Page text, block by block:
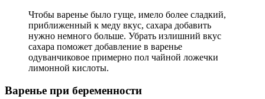
Чтобы варенье было гуще, имело более сладкий,
приближенный к меду вкус, сахара добавить
нужно немного больше. Убрать излишний вкус
сахара поможет добавление в варенье
одуванчиковое примерно пол чайной ложечки
лимонной кислоты.
Варенье при беременности